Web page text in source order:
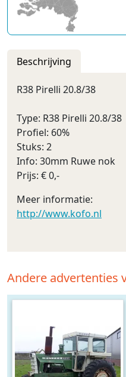
Beschrijving
R38 Pirelli 20.8/38
Type: R38 Pirelli 20.8/38
Profiel: 60%
Stuks: 2
Info: 30mm Ruwe nok
Prijs: € 0,-
Meer informatie:
http://www.kofo.nl
Andere advertenties